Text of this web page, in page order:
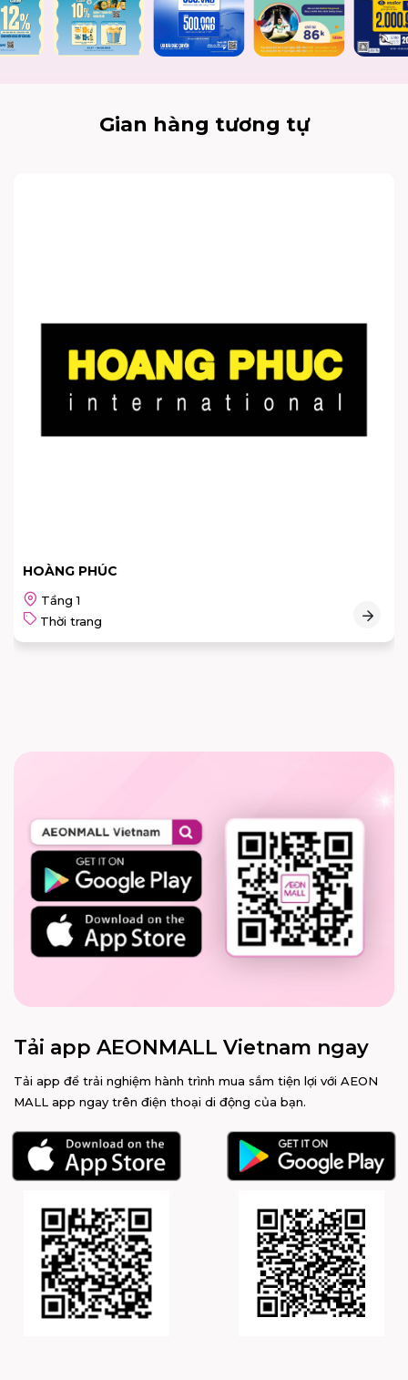
Gian hàng tương tự
Beverly Hills Polo Club
Tầng trệt
Thời trang
Tải app AEONMALL Vietnam ngay
Tải app để trải nghiệm hành trình mua sắm tiện lợi với AEON
MALL app ngay trên điện thoại di động của bạn.